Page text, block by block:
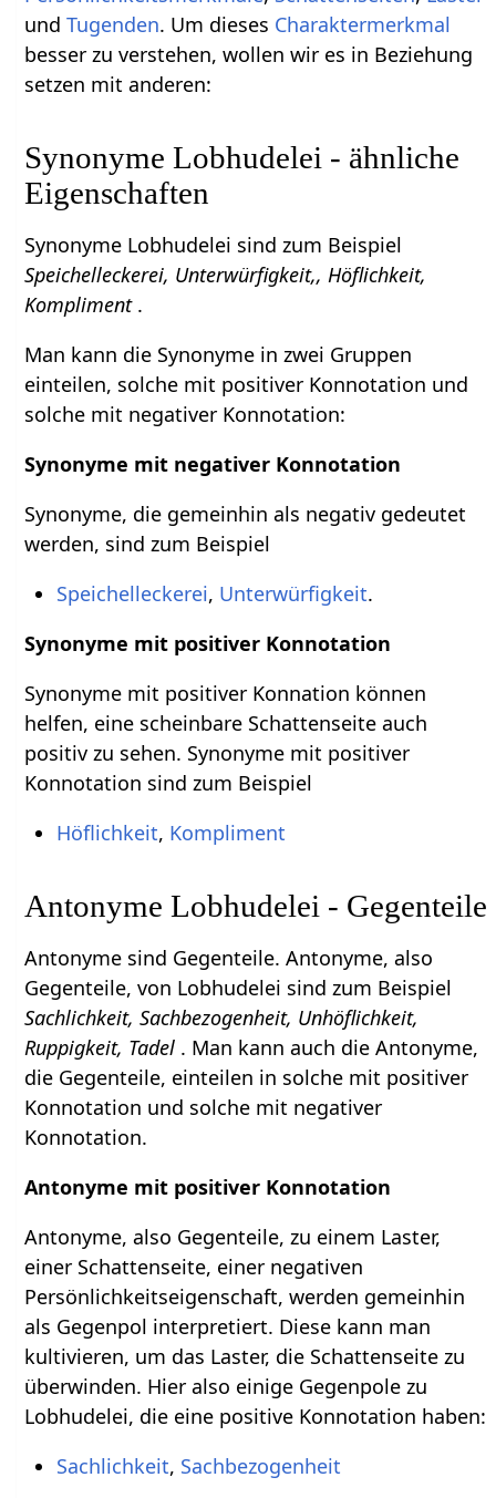
undTugenden. Um dieses Charaktermerkmal
besser zu verstehen, wollen wir es in Beziehung
setzen mit anderen:
Synonyme Lobhudelei - ähnliche
Eigenschaften
Synonyme Lobhudelei sind zum Beispiel
Speichelleckerei, Unterwürfigkeit,, Höflichkeit,
Kompliment .
Man kann die Synonyme in zwei Gruppen
einteilen, solche mit positiver Konnotation und
solche mit negativer Konnotation:
Synonyme mit negativer Konnotation
Synonyme, die gemeinhin als negativ gedeutet
werden, sind zum Beispiel
Speichelleckerei, Unterwürfigkeit.
Synonyme mit positiver Konnotation
Synonyme mit positiver Konnation können
helfen, eine scheinbare Schattenseite auch
positiv zu sehen. Synonyme mit positiver
Konnotation sind zum Beispiel
Höflichkeit, Kompliment
Antonyme Lobhudelei - Gegenteile
Antonyme sind Gegenteile. Antonyme, also
Gegenteile, von Lobhudelei sind zum Beispiel
Sachlichkeit, Sachbezogenheit, Unhöflichkeit,
Ruppigkeit, Tadel . Man kann auch die Antonyme,
die Gegenteile, einteilen in solche mit positiver
Konnotation und solche mit negativer
Konnotation.
Antonyme mit positiver Konnotation
Antonyme, also Gegenteile, zu einem Laster,
einer Schattenseite, einer negativen
Persönlichkeitseigenschaft, werden gemeinhin
als Gegenpol interpretiert. Diese kann man
kultivieren, um das Laster, die Schattenseite zu
überwinden. Hier also einige Gegenpole zu
Lobhudelei, die eine positive Konnotation haben:
Sachlichkeit, Sachbezogenheit